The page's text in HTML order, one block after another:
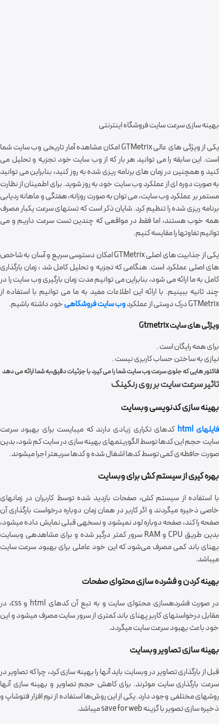
بهینه سازی سرعت سایت فروشگاه اینترنتی
یکی از ویژگی های عالی GTMetrix امکان مشاهده آمار تاریخی وب سایت شما
است. این سابقه را می توانید هر بار که از وب سایت خود تجزیه و تحلیل می
کنید و همچنین در زمان های برنامه ریزی شده به روز کنید، بنابراین می توانید
به صورت دوره ای از عملکرد وب سایت خود به روز شوید. برای اطمینان از نظارت
مستمر بر عملکرد وب سایت، می توان به صورت روزانه، هفتگی و ماهانه ردیابی
برنامه ریزی شده را تنظیم کرد. شایان ذکر است که تستهای سرعت یکبار مصرف
همه خوب هستند، اما فقط در مواقعی که چندین تست سرعت داریم و می
توانیم تفاوتها را مقایسه کنیم.
یکی از جذابیت های اصلی GTMetrix امکان دسترسی سریع و آسان به شاخص
های اصلی عملکرد است. هنگامی که تجزیه و تحلیل کامل شد ، زمان بارگذاری
کامل به ما ارائه می شود، بنابراین می توانیم مدت زمان بارگیری وب سایت را در
چند ثانیه ببینیم. با ارائه این اطلاعات مفید به ما می توانیم با استفاده از
GTMetrix درک درستی از عملکرد
وب سایت فروشگاهیخود داشته باشیم.
ویژگی های سایت Gtmetrix
برای همه رایگان است .
نیازی به ساختن حساب کاربری نیست .
فاکتور هایی که جلوی سرعت وب سایت شما را می گیرد با جزئیات دقیق،به شما ارائه می دهد
تاثیر سرعت سایت بر روی رنکینگ
بهینه سازی کدنویسی وب‎سایت
فایل‎های html
کدهای تکراری زیادی دارند که می‎بایست برای بهبود سرعت
سایت حجم این کدها توسط الگوریتم‎های بهینه سازی در سایت کم شود، بدین
صورت حافظه‌ی کمی توسط کدها اشغال شده و کدها سریعتر اجرا می‎شوند.
بهره‎ گیری از سیستم کش برای وب‎سایت
با استفاده از سیستم کش، صفحات بازدید شده توسط کاربران در زمان‎های
خاصی ذخیره می‎گردند و اگر کاربر در همان زمان دوباره درخواست بارگذاری آن
صفحه را کند، صفحه دوباره لود نمی‎شود و نسخه‎ی قبلی نمایش داده می‎شود،
بدین طریق CPU و RAM سرور کمتر درگیر شده و برای مشاهده‎ی وب‎سایت
بهنای باند کمی مصرف می‌شود که این خود عاملی برای بهبود سرعت سایت
می‎باشد.
بهینه کردن و فشرده سازی محتوای صفحات
در صورت فشرده‎سازی محتوای سایت و به تبع آن کدهای html و css، در
مقابل درخواست‎های کاربر پهنای باند کمتری از سرور سایت مصرف می‎شود و این
خود باعث بهبود سرعت سایت می‎گردد.
بهینه سازی تصاویر وب‎سایت
قبل از بارگذاری تصاویر در وب‎سایت باید آنها را بهینه سازی کرد، چرا که تصاویر در
سرعت بارگذاری سایت موثرند. برای کاهش حجم تصاویر و بهینه سازی آنها
روش‎های مختلفی وجود دارد. یکی از این روش‌ها استفاده از نرم افزار فتوشاپ و
ذخیره سازی تصویر با گزینه save for web می‎باشد.